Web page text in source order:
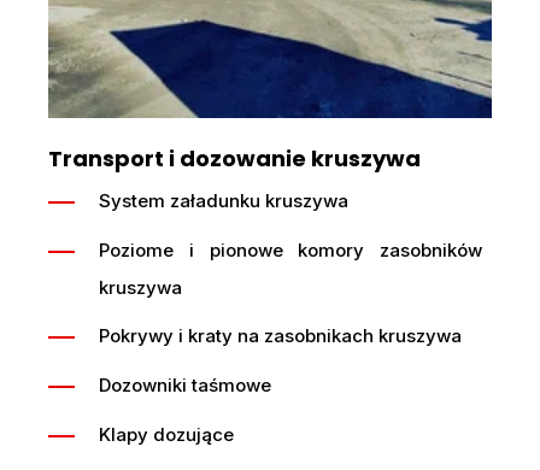
Transport i dozowanie kruszywa
System załadunku kruszywa
Poziome i pionowe komory zasobników
kruszywa
Pokrywy i kraty na zasobnikach kruszywa
Dozowniki taśmowe
Klapy dozujące